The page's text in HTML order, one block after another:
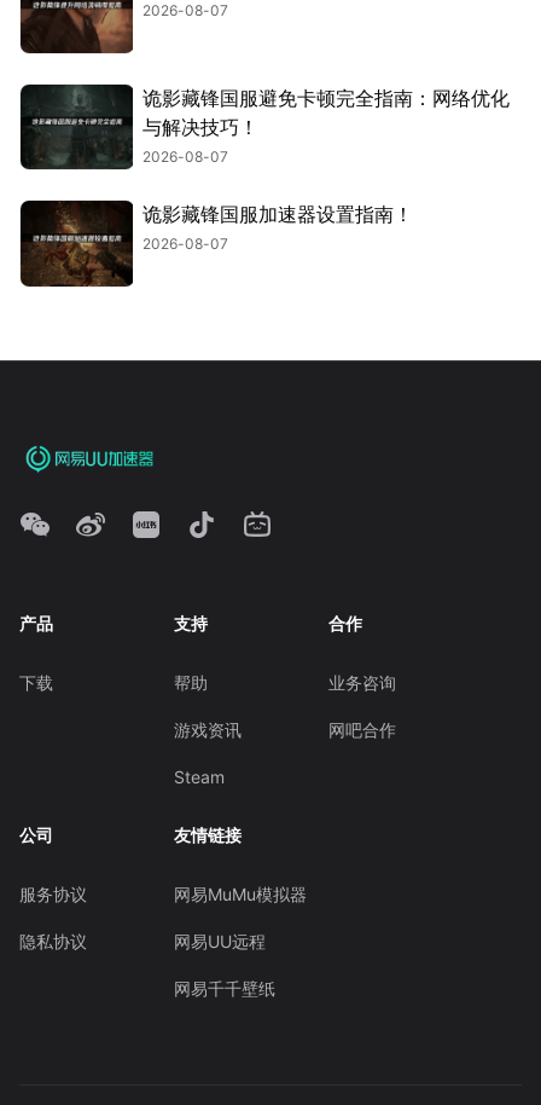
2026-08-07
诡影藏锋国服避免卡顿完全指南：网络优化
与解决技巧！
2026-08-07
诡影藏锋国服加速器设置指南！
2026-08-07
产品
下载
支持
帮助
游戏资讯
Steam
合作
业务咨询
网吧合作
公司
服务协议
隐私协议
友情链接
网易MuMu模拟器
网易UU远程
网易千千壁纸